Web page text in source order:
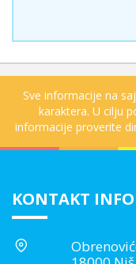
Sve informacije na
karaktera. U cilju
informacije proverite
KONTAKT INFO